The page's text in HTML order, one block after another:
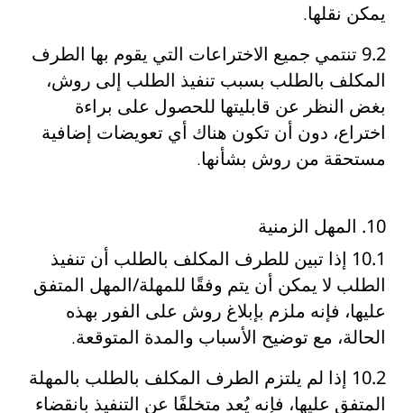
يمكن نقلها.
9.2 تنتمي جميع الاختراعات التي يقوم بها الطرف
المكلف بالطلب بسبب تنفيذ الطلب إلى روش،
بغض النظر عن قابليتها للحصول على براءة
اختراع، دون أن تكون هناك أي تعويضات إضافية
مستحقة من روش بشأنها.
10. المهل الزمنية
10.1 إذا تبين للطرف المكلف بالطلب أن تنفيذ
الطلب لا يمكن أن يتم وفقًا للمهلة/المهل المتفق
عليها، فإنه ملزم بإبلاغ روش على الفور بهذه
الحالة، مع توضيح الأسباب والمدة المتوقعة.
10.2 إذا لم يلتزم الطرف المكلف بالطلب بالمهلة
المتفق عليها، فإنه يُعد متخلفًا عن التنفيذ بانقضاء